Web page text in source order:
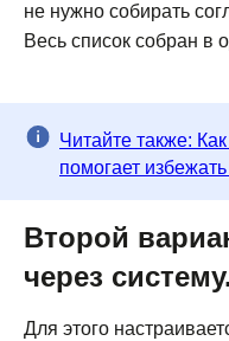
не нужно собирать
Весь список собран в
Читайте также:
помогает
Второй
через систему.
Для этого